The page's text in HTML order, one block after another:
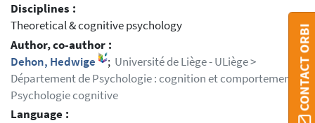
Disciplines :
Theoretical & cognitive psychology
Author, co-author :
Dehon, Hedwige
; Université de Liège - ULiège >
Département de Psychologie : cognition et comportement >
Psychologie cognitive
Language :
CONTACT ORBI